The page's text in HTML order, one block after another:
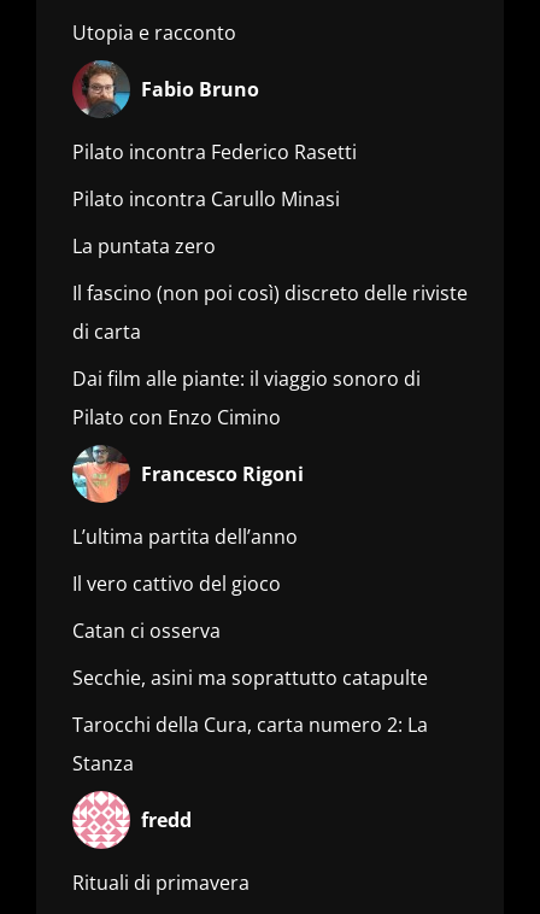
Utopia e racconto
Fabio Bruno
Pilato incontra Federico Rasetti
Pilato incontra Carullo Minasi
La puntata zero
Il fascino (non poi così) discreto delle riviste
di carta
Dai film alle piante: il viaggio sonoro di
Pilato con Enzo Cimino
Francesco Rigoni
L’ultima partita dell’anno
Il vero cattivo del gioco
Catan ci osserva
Secchie, asini ma soprattutto catapulte
Tarocchi della Cura, carta numero 2: La
Stanza
fredd
Rituali di primavera